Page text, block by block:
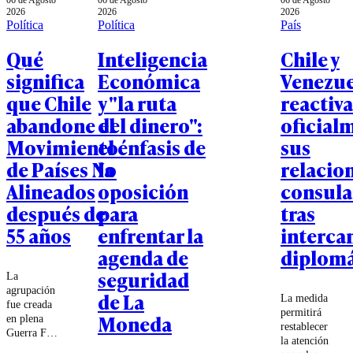
2026
Política
Qué
significa
que Chile
abandone el
Movimiento
de Países No
Alineados
después de
55 años
La
agrupación
fue creada
en plena
Guerra Fría
2026
Política
Inteligencia
Económica
y "la ruta
del dinero":
el énfasis de
la
oposición
para
enfrentar la
agenda de
seguridad
de La
Moneda
2026
País
Chile y
sus
tras
La medida
permitirá
restablecer
la atención